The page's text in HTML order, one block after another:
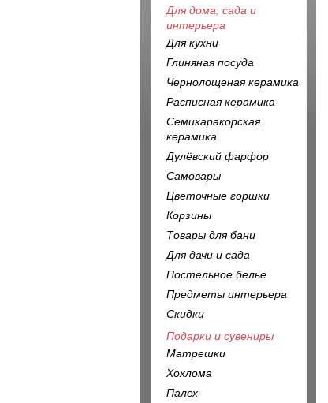
Для дома, сада и
интерьера
Для кухни
Глиняная посуда
Чернолощеная керамика
Расписная керамика
Семикаракорская
керамика
Дулёвский фарфор
Самовары
Цветочные горшки
Корзины
Товары для бани
Для дачи и сада
Постельное белье
Предметы интерьера
Скидки
Подарки и сувениры
Матрешки
Хохлома
Палех